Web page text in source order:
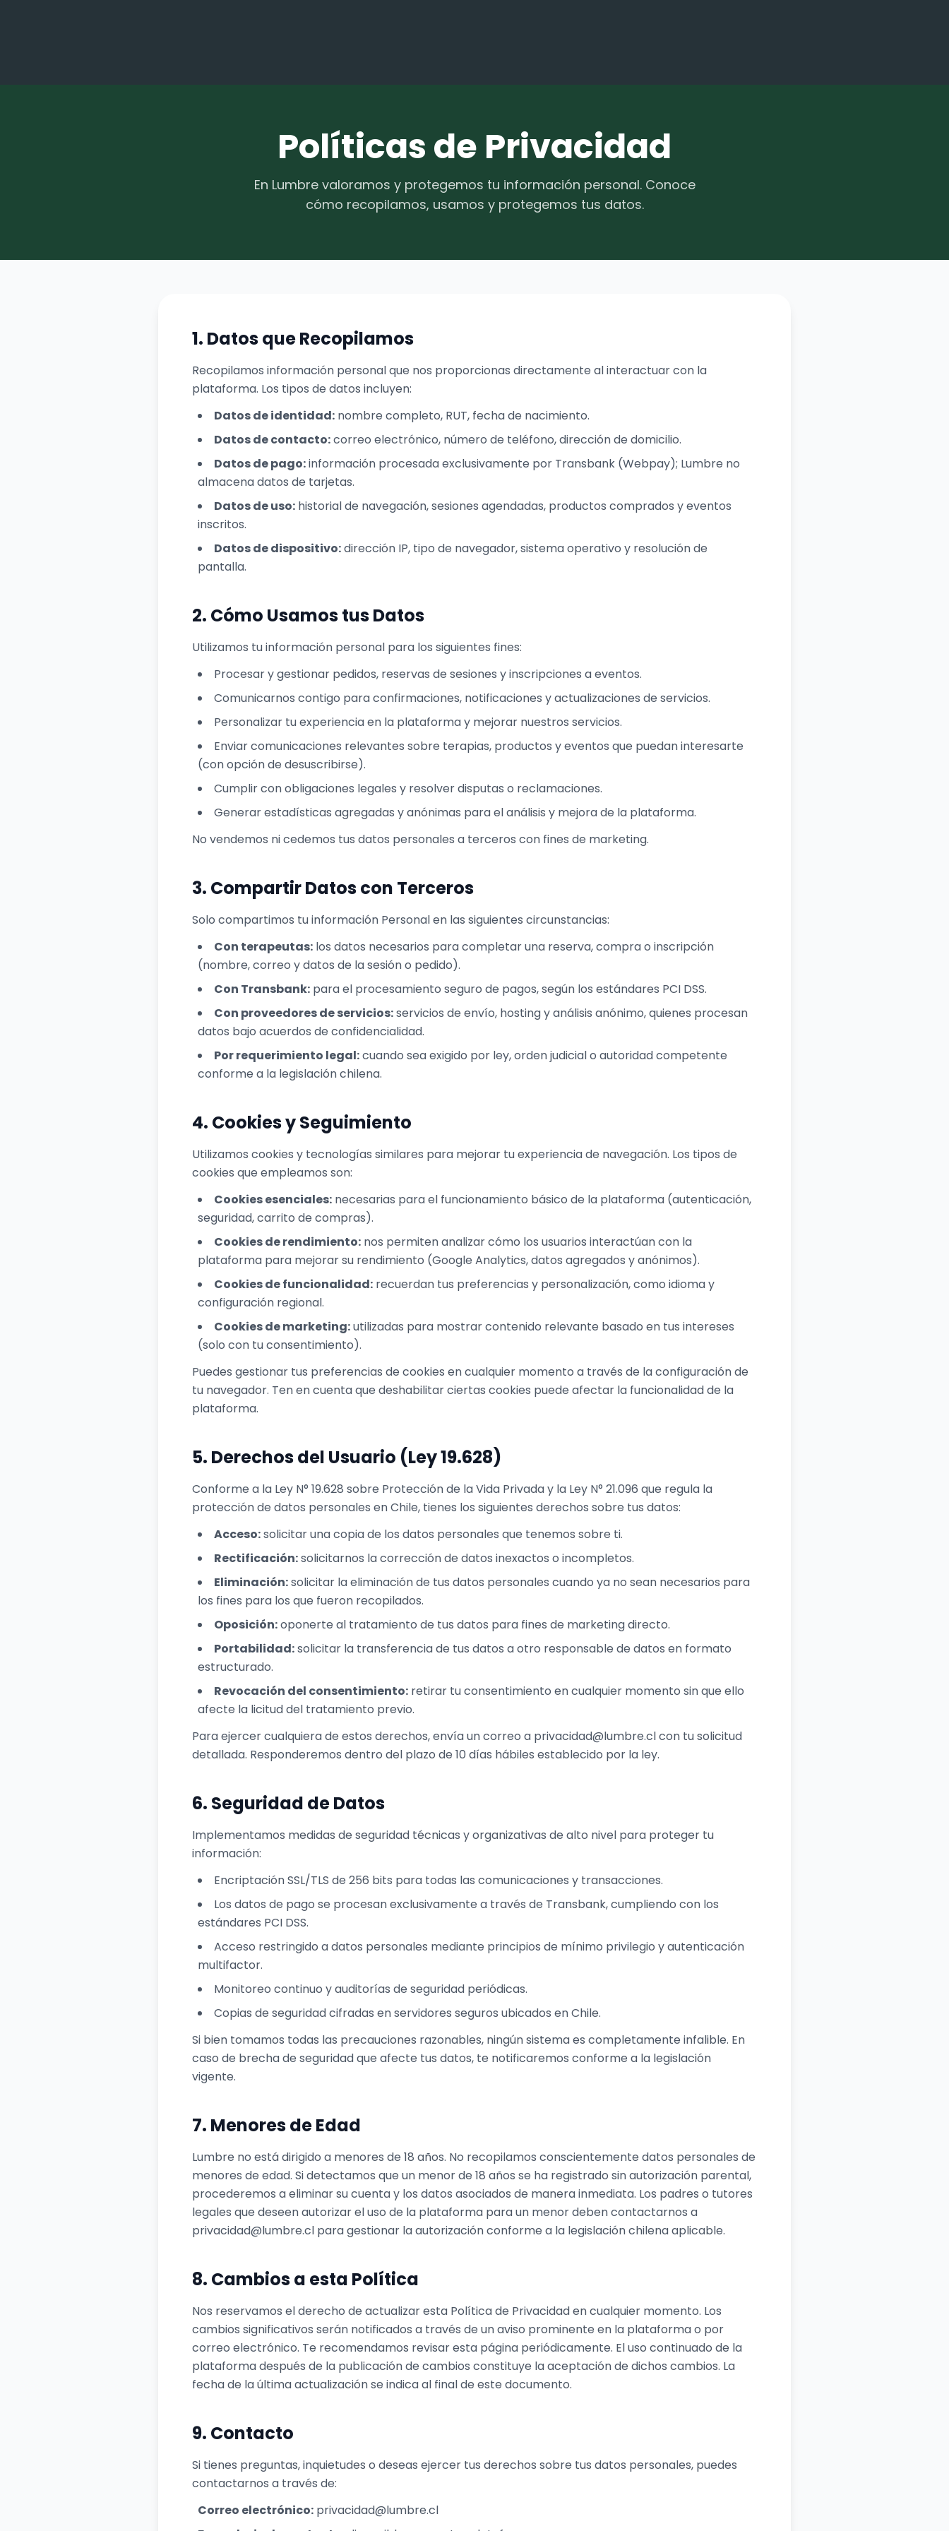
Políticas de Privacidad
En Lumbre valoramos y protegemos tu información personal. Conoce
cómo recopilamos, usamos y protegemos tus datos.
1. Datos que Recopilamos
Recopilamos información personal que nos proporcionas directamente al interactuar con la
plataforma. Los tipos de datos incluyen:
Datos de identidad: nombre completo, RUT, fecha de nacimiento.
Datos de contacto:correo electrónico, número de teléfono, dirección de domicilio.
Datos de pago:información procesada exclusivamente por Transbank (Webpay); Lumbre no
almacena datos de tarjetas.
Datos de uso: historial de navegación, sesiones agendadas, productos comprados y eventos
inscritos.
Datos de dispositivo:dirección IP, tipo de navegador, sistema operativo y resolución de
pantalla.
2. Cómo Usamos tus Datos
Utilizamos tu información personal para los siguientes fines:
Procesar y gestionar pedidos, reservas de sesiones y inscripciones a eventos.
Comunicarnos contigo para confirmaciones, notificaciones y actualizaciones de servicios.
Personalizar tu experiencia en la plataforma y mejorar nuestros servicios.
Enviar comunicaciones relevantes sobre terapias, productos y eventos que puedan interesarte
(con opción de desuscribirse).
Cumplir con obligaciones legales y resolver disputas o reclamaciones.
Generar estadísticas agregadas y anónimas para el análisis y mejora de la plataforma.
No vendemos ni cedemos tus datos personales a terceros con fines de marketing.
3. Compartir Datos con Terceros
Solo compartimos tu información Personal en las siguientes circunstancias:
Con terapeutas: los datos necesarios para completar una reserva, compra o inscripción
(nombre, correo y datos de la sesión o pedido).
Con Transbank: para el procesamiento seguro de pagos, según los estándares PCI DSS.
Con proveedores de servicios:servicios de envío, hosting y análisis anónimo, quienes procesan
datos bajo acuerdos de confidencialidad.
Por requerimiento legal:cuando sea exigido por ley, orden judicial o autoridad competente
conforme a la legislación chilena.
4. Cookies y Seguimiento
Utilizamos cookies y tecnologías similares para mejorar tu experiencia de navegación. Los tipos de
cookies que empleamos son:
Cookies esenciales: necesarias para el funcionamiento básico de la plataforma (autenticación,
seguridad, carrito de compras).
Cookies de rendimiento: nos permiten analizar cómo los usuarios interactúan con la
plataforma para mejorar su rendimiento (Google Analytics, datos agregados y anónimos).
Cookies de funcionalidad: recuerdan tus preferencias y personalización, como idioma y
configuración regional.
Cookies de marketing:utilizadas para mostrar contenido relevante basado en tus intereses
(solo con tu consentimiento).
Puedes gestionar tus preferencias de cookies en cualquier momento a través de la configuración de
tu navegador. Ten en cuenta que deshabilitar ciertas cookies puede afectar la funcionalidad de la
plataforma.
5. Derechos del Usuario (Ley 19.628)
Conforme a la Ley N° 19.628 sobre Protección de la Vida Privada y la Ley N° 21.096 que regula la
protección de datos personales en Chile, tienes los siguientes derechos sobre tus datos:
Acceso:solicitar una copia de los datos personales que tenemos sobre ti.
Rectificación:solicitarnos la corrección de datos inexactos o incompletos.
Eliminación:solicitar la eliminación de tus datos personales cuando ya no sean necesarios para
los fines para los que fueron recopilados.
Oposición:oponerte al tratamiento de tus datos para fines de marketing directo.
Portabilidad:solicitar la transferencia de tus datos a otro responsable de datos en formato
estructurado.
Revocación del consentimiento: retirar tu consentimiento en cualquier momento sin que ello
afecte la licitud del tratamiento previo.
Para ejercer cualquiera de estos derechos, envía un correo a privacidad@lumbre.cl con tu solicitud
detallada. Responderemos dentro del plazo de 10 días hábiles establecido por la ley.
6. Seguridad de Datos
Implementamos medidas de seguridad técnicas y organizativas de alto nivel para proteger tu
información:
Encriptación SSL/TLS de 256 bits para todas las comunicaciones y transacciones.
Los datos de pago se procesan exclusivamente a través de Transbank, cumpliendo con los
estándares PCI DSS.
Acceso restringido a datos personales mediante principios de mínimo privilegio y autenticación
multifactor.
Monitoreo continuo y auditorías de seguridad periódicas.
Copias de seguridad cifradas en servidores seguros ubicados en Chile.
Si bien tomamos todas las precauciones razonables, ningún sistema es completamente infalible. En
caso de brecha de seguridad que afecte tus datos, te notificaremos conforme a la legislación
vigente.
7. Menores de Edad
Lumbre no está dirigido a menores de 18 años. No recopilamos conscientemente datos personales de
menores de edad. Si detectamos que un menor de 18 años se ha registrado sin autorización parental,
procederemos a eliminar su cuenta y los datos asociados de manera inmediata. Los padres o tutores
legales que deseen autorizar el uso de la plataforma para un menor deben contactarnos a
privacidad@lumbre.cl para gestionar la autorización conforme a la legislación chilena aplicable.
8. Cambios a esta Política
Nos reservamos el derecho de actualizar esta Política de Privacidad en cualquier momento. Los
cambios significativos serán notificados a través de un aviso prominente en la plataforma o por
correo electrónico. Te recomendamos revisar esta página periódicamente. El uso continuado de la
plataforma después de la publicación de cambios constituye la aceptación de dichos cambios. La
fecha de la última actualización se indica al final de este documento.
9. Contacto
Si tienes preguntas, inquietudes o deseas ejercer tus derechos sobre tus datos personales, puedes
contactarnos a través de:
Correo electrónico: privacidad@lumbre.cl